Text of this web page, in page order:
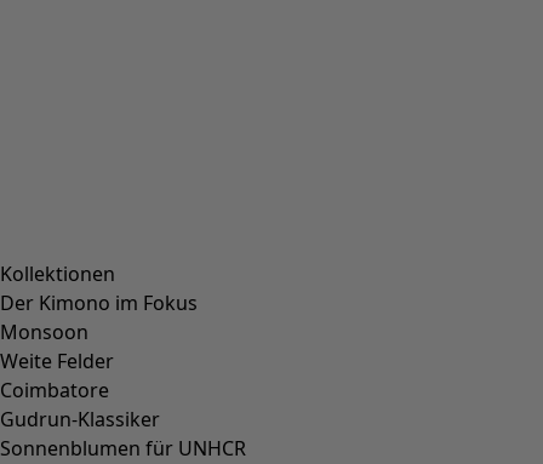
Kollektionen
Der Kimono im Fokus
Monsoon
Weite Felder
Coimbatore
Gudrun-Klassiker
Sonnenblumen für UNHCR